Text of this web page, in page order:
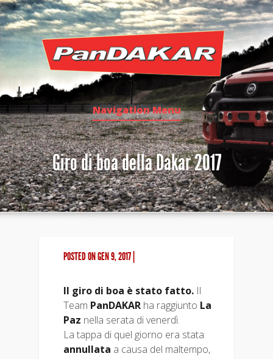
Navigation Menu
Giro di boa della Dakar 2017
POSTED ON GEN 9, 2017 |
Il giro di boa è stato fatto. Il
Team PanDAKAR ha raggiunto La
Paz nella serata di venerdì.
La tappa di quel giorno era stata
annullata a causa del maltempo,